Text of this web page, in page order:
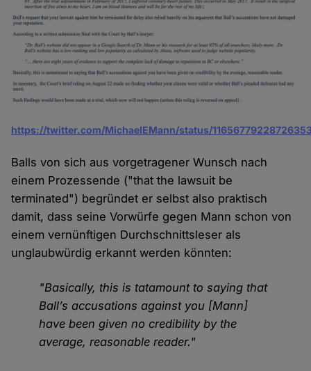
https://twitter.com/MichaelEMann/status/
Balls von sich aus vorgetragener Wunsch nach
einem Prozessende ("that the lawsuit be
terminated") begründet er selbst also praktisch
damit, dass seine Vorwürfe gegen Mann schon von
einem vernünftigen Durchschnittsleser als
unglaubwürdig erkannt werden könnten:
"Basically, this is tatamount to saying that
Ball’s accusations against you [Mann]
have been given no credibility by the
average, reasonable reader."